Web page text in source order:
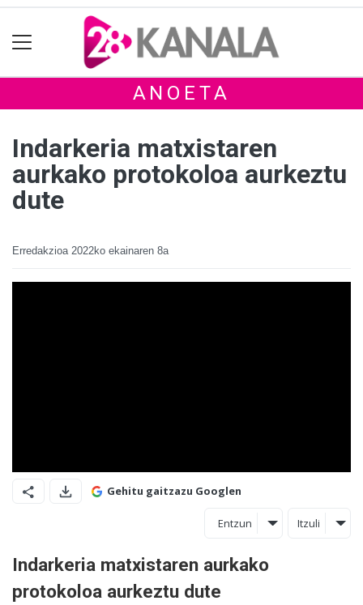
ANOETA
Indarkeria matxistaren
aurkako protokoloa aurkeztu
dute
Erredakzioa 2022ko ekainaren 8a
Gehitu gaitzazu Googlen
Entzun Itzuli
Indarkeria matxistaren aurkako
protokoloa aurkeztu dute